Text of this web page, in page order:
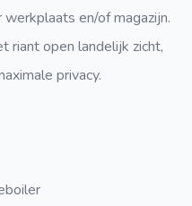
en/of magazijn.
riant open landelijk zicht,
privacy.